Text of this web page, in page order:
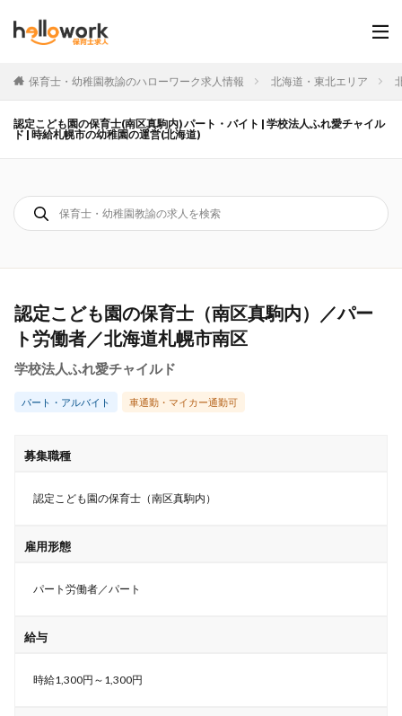
保育士・幼稚園教諭のハローワーク求人情報 北海道・東北エリア
認定こども園の保育士(南区真駒内) パート・バイト | 学校法人ふれ愛チャイル
ド | 時給札幌市の幼稚園の運営(北海道)
認定こども園の保育士（南区真駒内）／パー
ト労働者／北海道札幌市南区
学校法人ふれ愛チャイルド
パート・アルバイト 車通勤・マイカー通勤可
募集職種
認定こども園の保育士（南区真駒内）
雇用形態
パート労働者／パート
給与
時給1,300円～1,300円